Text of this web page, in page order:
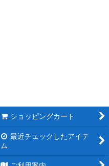
ショッピングカート
最近チェックしたアイテ
ム